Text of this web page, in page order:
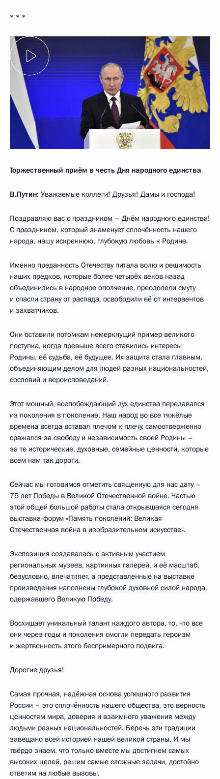
* * *
Торжественный приём в честь Дня народного единства
В.Путин: Уважаемые коллеги! Друзья! Дамы и господа!
Поздравляю вас с праздником – Днём народного единства!
С праздником, который знаменует сплочённость нашего
народа, нашу искреннюю, глубокую любовь к Родине.
Именно преданность Отечеству питала волю и решимость
наших предков, которые более четырёх веков назад
объединились в народное ополчение, преодолели смуту
и спасли страну от распада, освободили её от интервентов
и захватчиков.
Они оставили потомкам немеркнущий пример великого
поступка, когда превыше всего ставились интересы
Родины, её судьба, её будущее. Их защита стала главным,
объединяющим делом для людей разных национальностей,
сословий и вероисповеданий.
Этот мощный, всепобеждающий дух единства передавался
из поколения в поколение. Наш народ во все тяжёлые
времена всегда вставал плечом к плечу, самоотверженно
сражался за свободу и независимость своей Родины –
за те исторические, духовные, семейные ценности, которые
всем нам так дороги.
Сейчас мы готовимся отметить священную для нас дату –
75 лет Победы в Великой Отечественной войне. Частью
этой общей большой работы стала открывшаяся сегодня
выставка-форум «Память поколений: Великая
Отечественная война в изобразительном искусстве».
Экспозиция создавалась с активным участием
региональных музеев, картинных галерей, и её масштаб,
безусловно, впечатляет, а представленные на выставке
произведения наполнены глубокой духовной силой народа,
одержавшего Великую Победу.
Восхищает уникальный талант каждого автора, то, что все
они через годы и поколения смогли передать героизм
и жертвенность этого беспримерного подвига.
Дорогие друзья!
Самая прочная, надёжная основа успешного развития
России – это сплочённость нашего общества, это верность
ценностям мира, доверия и взаимного уважения между
людьми разных национальностей. Беречь эти традиции
завещано всей историей нашей великой страны. И мы
твёрдо знаем, что только вместе мы достигнем самых
высоких целей, решим самые сложные задачи, достойно
ответим на любые вызовы.